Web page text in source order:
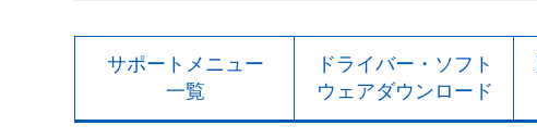
サポートメニュー
一覧
ドライバー・ソフト
ウェアダウンロード